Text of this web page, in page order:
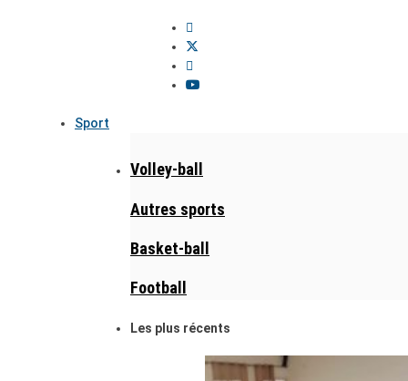
Sport
Volley-ball
Autres sports
Basket-ball
Football
Les plus récents